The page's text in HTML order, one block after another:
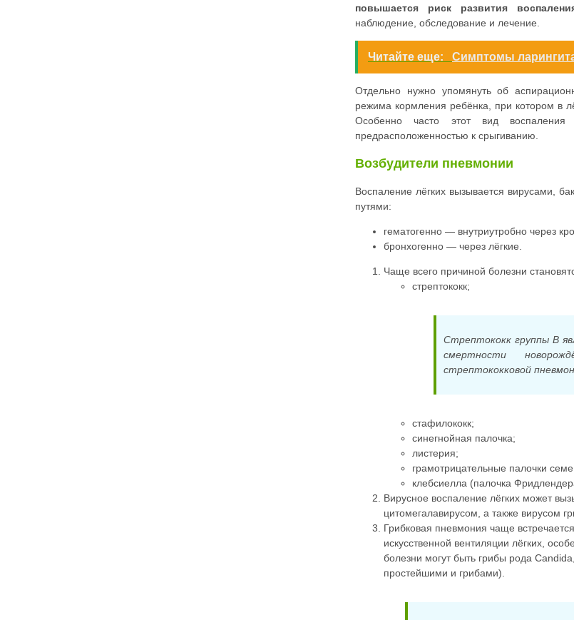
повышается риск развития
наблюдение, обследование и лечение.
Читайте еще: Симптомы
Отдельно нужно упомянуть об
режима кормления ребёнка, при котором в
Особенно часто этот вид
предрасположенностью к срыгиванию.
Возбудители пневмонии
Воспаление лёгких вызывается вирусами,
путями:
гематогенно — внутриутробно через
бронхогенно — через лёгкие.
Чаще всего причиной болезни
стрептококк;
Стрептококк группы В
смертности
стрептококковой
стафилококк;
синегнойная палочка;
листерия;
грамотрицательные палочки
клебсиелла (палочка
Вирусное воспаление лёгких может
цитомегалавирусом, а также вирусом
Грибковая пневмония чаще
искусственной вентиляции лёгких,
болезни могут быть грибы рода
простейшими и грибами).